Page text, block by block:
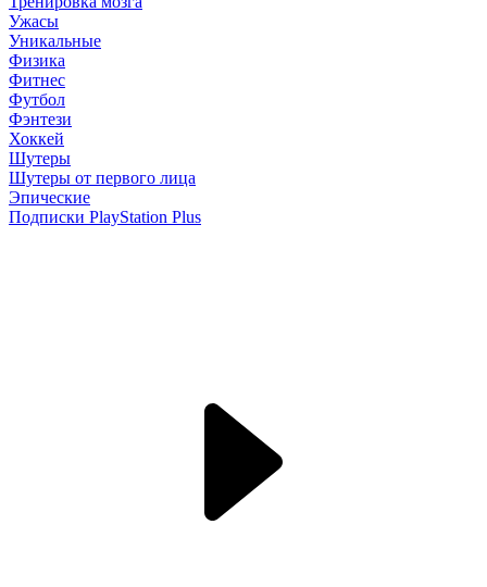
Ужасы
Уникальные
Физика
Фитнес
Футбол
Фэнтези
Хоккей
Шутеры
Шутеры от первого лица
Эпические
Подписки PlayStation Plus